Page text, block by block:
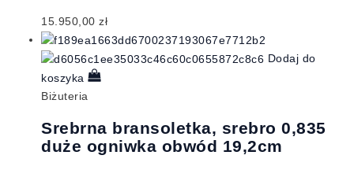
15.950,00 zł
Dodaj do
koszyka
Biżuteria
Srebrna bransoletka, srebro 0,835
duże ogniwka obwód 19,2cm